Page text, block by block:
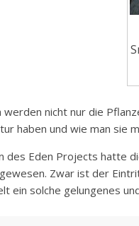
werden nicht nur die
haben und wie man sie
des Eden Projects hatte
Zwar ist der
ein solche gelungenes